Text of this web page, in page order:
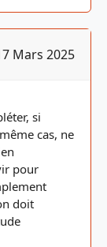
Mars 2025
si
cas, ne
pour
doit